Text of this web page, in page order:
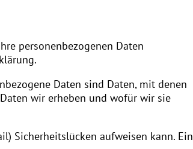
personenbezogenen Daten
Daten sind Daten, mit denen
wir erheben und wofür wir sie
Sicherheitslücken aufweisen kann. Ein